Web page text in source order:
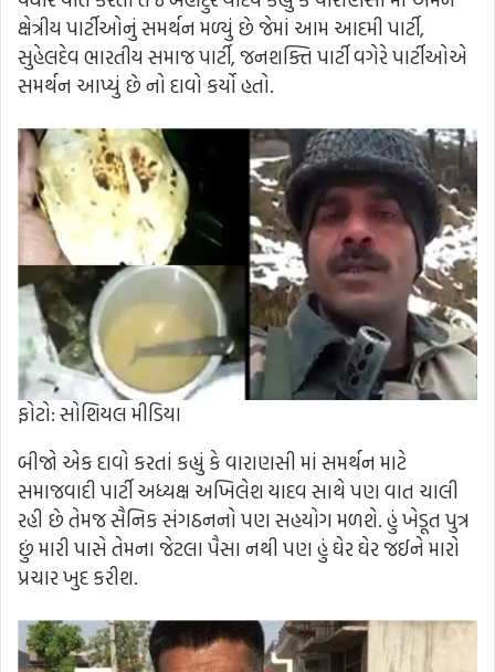
ક્ષેત્રીય પાર્ટીઓનું સમર્થન મળ્યું છે જેમાં આમ આદમી પાર્ટી,
સુહેલદેવ ભારતીય સમાજ પાર્ટી, જનશક્તિ પાર્ટી વગેરે પાર્ટીઓએ
સમર્થન આપ્યું છે નો દાવો કર્યો હતો.
ફોટો: સોશિયલ મીડિયા
બીજો એક દાવો કરતાં કહ્યું કે વારાણસી માં સમર્થન માટે
સમાજવાદી પાર્ટી અધ્યક્ષ અખિલેશ યાદવ સાથે પણ વાત ચાલી
રહી છે તેમજ સૈનિક સંગઠનનો પણ સહયોગ મળશે. હું ખેડૂત પુત્ર
છું મારી પાસે તેમના જેટલા પૈસા નથી પણ હું ઘેર ઘેર જઈને મારો
પ્રચાર ખુદ કરીશ.